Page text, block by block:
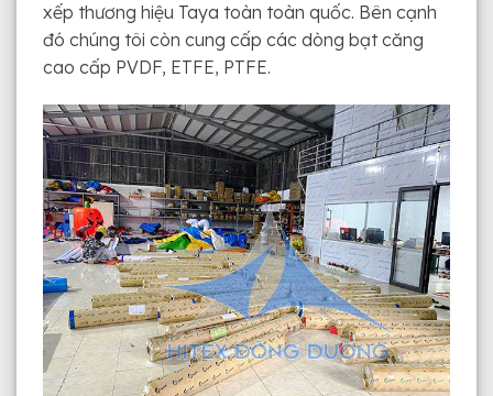
xếp thương hiệu Taya toàn toàn quốc. Bên cạnh
đó chúng tôi còn cung cấp các dòng bạt căng
cao cấp PVDF, ETFE, PTFE.